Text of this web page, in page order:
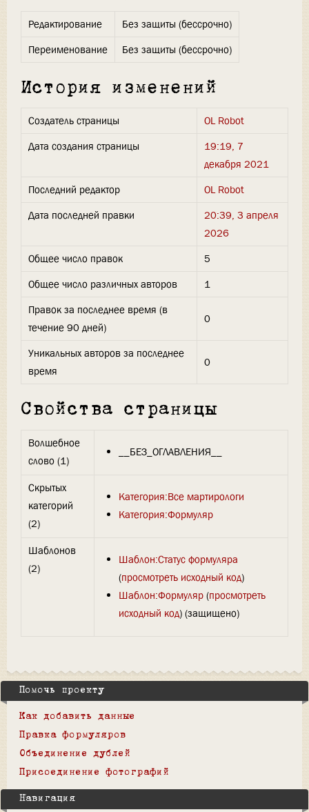
Редактирование
Без защиты (бессрочно)
Переименование
Без защиты (бессрочно)
История изменений
Создатель страницы
OL Robot
Дата создания страницы
19:19, 7
декабря 2021
Последний редактор
OL Robot
Дата последней правки
20:39, 3 апреля
2026
Общее число правок
5
Общее число различных авторов
1
Правок за последнее время (в
течение 90 дней)
0
Уникальных авторов за последнее
время
0
Свойства страницы
Волшебное
слово (1)
__БЕЗ_ОГЛАВЛЕНИЯ__
Скрытых
категорий
(2)
Категория:Все мартирологи
Категория:Формуляр
Шаблонов
(2)
Шаблон:Статус формуляра
(просмотреть исходный код)
Шаблон:Формуляр(просмотреть
исходный код) (защищено)
Помочь проекту
Как добавить данные
Правка формуляров
Объединение дублей
Присоединение фотографий
Навигация